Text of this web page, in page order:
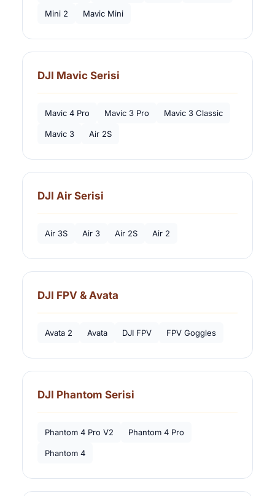
Mini 2 Mavic Mini
DJI Mavic Serisi
Mavic 4 Pro Mavic 3 Pro Mavic 3 Classic
Mavic 3 Air 2S
DJI Air Serisi
Air 3S Air 3 Air 2S Air 2
DJI FPV & Avata
Avata 2 Avata DJI FPV FPV Goggles
DJI Phantom Serisi
Phantom 4 Pro V2 Phantom 4 Pro
Phantom 4